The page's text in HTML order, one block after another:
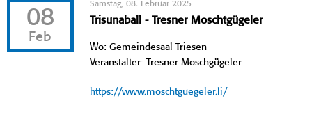
08
Feb
Samstag, 08. Februar 2025
Trisunaball - Tresner Moschtgügeler
Wo: Gemeindesaal Triesen
Veranstalter: Tresner Moschgügeler
https://www.moschtguegeler.li/